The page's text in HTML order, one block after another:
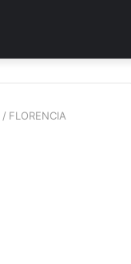
/ FLORENCIA